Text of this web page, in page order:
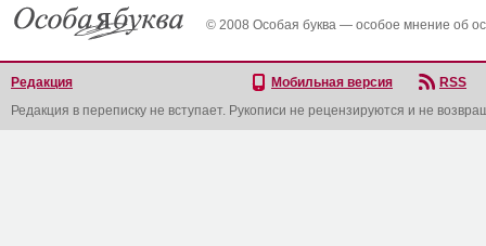
© 2008 Особая буква — особое мнение об
Редакция Мобильная версия
RSS
Редакция в переписку не вступает. Рукописи не рецензируются и не